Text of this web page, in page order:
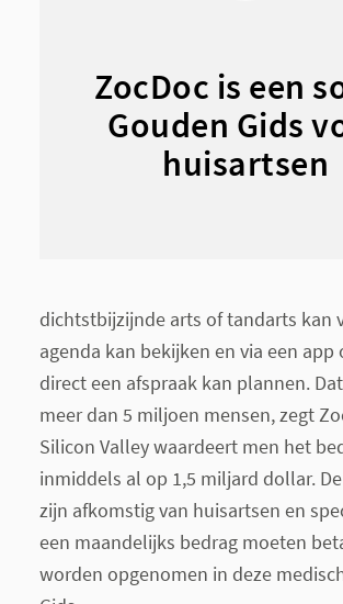
ZocDoc is een
Gouden Gids
huisartsen
dichtstbijzijnde arts of tandarts kan
agenda kan bekijken en via een app
direct een afspraak kan plannen.
meer dan 5 miljoen mensen, zegt
Silicon Valley waardeert men het
inmiddels al op 1,5 miljard dollar.
zijn afkomstig van huisartsen en
een maandelijks bedrag moeten
worden opgenomen in deze